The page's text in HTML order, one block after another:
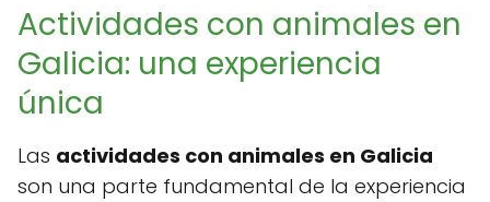
Actividades con animales en
Galicia: una experiencia
única
Las actividades con animales en Galicia
son una parte fundamental de la experiencia